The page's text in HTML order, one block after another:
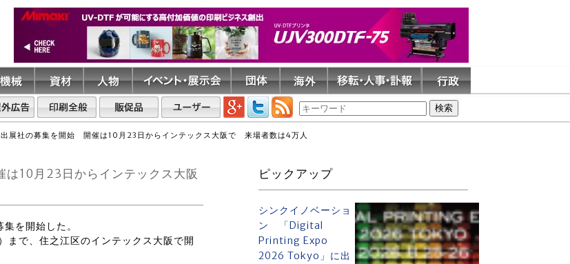
出展社の募集を開始 開催は10月23日からインテックス大阪で 来場者数は4万人
10月23日からインテックス大阪
を開始した。
まで、住之江区のインテックス大阪で開
ピックアップ
シンクイノベーショ
ン 「Digital
Printing Expo
2026 Tokyo」に出